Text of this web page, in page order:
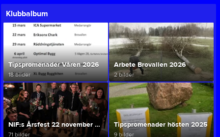
Klubbalbum
Tipspromenader Våren 2026
18 bilder
Arbete Brovallen 2026
2 bilder
NIF:s Årsfest 22 november 2025
71 bilder
Tipspromenader hösten 2025
9 bilder